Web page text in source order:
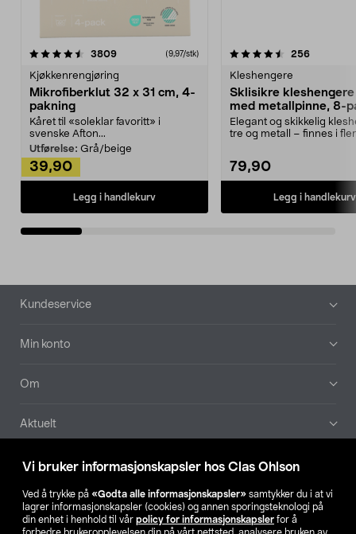
Vi bruker informasjonskapsler hos Clas Ohlson
Ved å trykke på «Godta alle informasjonskapsler» samtykker du i at vi
lagrer informasjonskapsler (cookies) og annen sporingsteknologi på
din enhet i henhold til vår policy for informasjonskapsler for å
3809anmeldelser(9,97/stk)
Kjøkkenrengjøring
Mikrofiberklut 32 x 31 cm, 4-
pakning
Kåret til «soleklar favoritt» i
svenske Afton...
Utførelse: Grå/beige
39,90
Legg i handlekurv
4.5av 5 stjerner 256
Kleshengere
Sklisikre
med metallpinne, 8-
Elegant og skikkelig
tre og metall – finnes i
79,90
Legg i handlekurv
4.5av 5 stjerner
Bunntekst
Kundeservice
Min konto
Om
Aktuelt
Våre selskaper
Finn din butikk